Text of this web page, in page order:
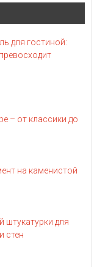
для гостиной:
– от классики до
на каменистой
штукатурки для
стен